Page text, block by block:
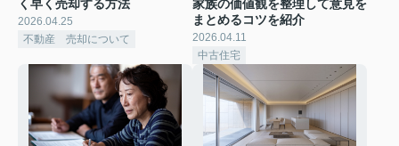
く早く売却する方法
2026.04.25
不動産 売却について
家族の価値観を整理して意見を
まとめるコツを紹介
2026.04.11
中古住宅